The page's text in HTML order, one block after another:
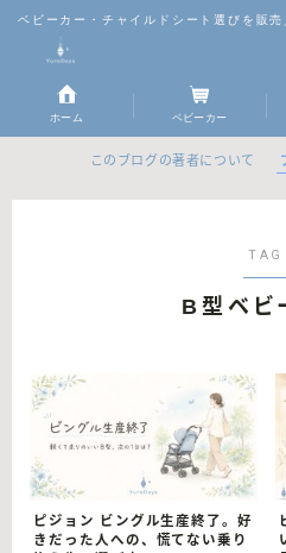
ベビーカー・チャイルドシート選びを販
MENU
ベビーカー
比較
ホーム ベビーカー
このブログの著者について
TAG
B型ベビ
ピジョン ビングル生産終了。好
きだった人への、慌てない乗り